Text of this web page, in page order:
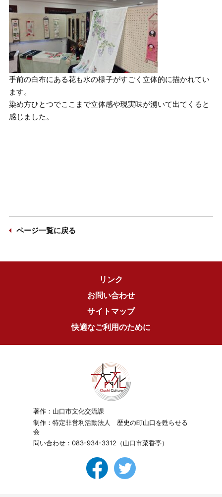
手前の白布にある花も水の様子がすごく立体的に描かれてい
ます。
染め方ひとつでここまで立体感や現実味が湧いて出てくると
感じました。
ページ一覧に戻る
リンク
お問い合わせ
サイトマップ
快適なご利用のために
著作：山口市文化交流課
制作：特定非営利活動法人 歴史の町山口を甦らせる
会
問い合わせ：083-934-3312 （山口市菜香亭）